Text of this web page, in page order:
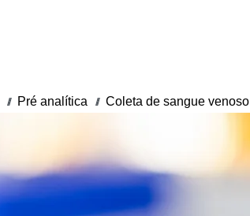
/// Pré analítica /// Coleta de sangue venoso